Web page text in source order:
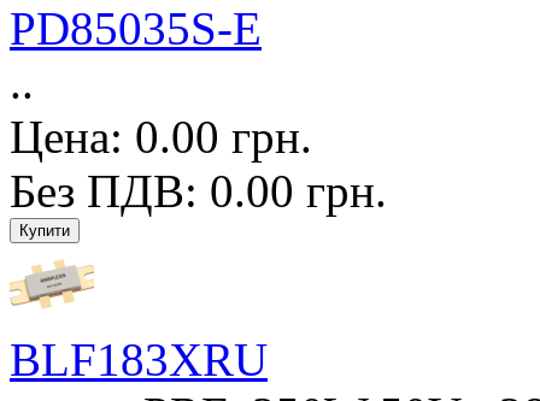
PD85035S-E
..
Цена: 0.00 грн.
Без ПДВ: 0.00 грн.
BLF183XRU